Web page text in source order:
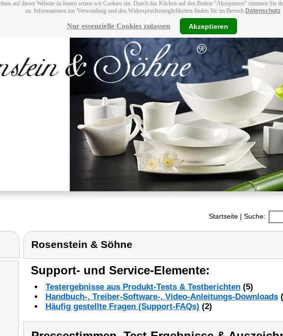
auf dieser Website zu bieten setzen wir Cookies ein. Durch das Klicken auf den Button "Akzeptieren" stimmen Sie
zu. Informationen zur Verwendung und den Widerspruchsmöglichkeiten finden Sie im Bereich Datenschutz
Nur essenzielle Cookies zulassen Akzeptieren
Startseite | Suche:
Rosenstein & Söhne
Support- und Service-Elemente:
Testergebnisse aus Produkt-Tests & Testberichten (5)
Handbuch-, Treiber-Software-, Video-Anleitungs-Downloads
Häufig gestellte Fragen (Support-FAQs) (2)